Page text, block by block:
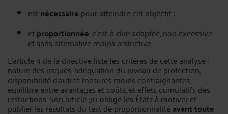
estnécessaire pour atteindre cet objectif ;
etproportionnée, c’est-à-dire adaptée, non excessive
et sans alternative moins restrictive.
L’article 4 de la directive liste les critères de cette analyse :
nature des risques, adéquation du niveau de protection,
disponibilité d’autres mesures moins contraignantes,
équilibre entre avantages et coûts, et effets cumulatifs des
restrictions. Son article 30 oblige les États à motiver et
publier les résultats du test de proportionnalitéavant toute